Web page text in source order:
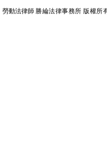
勞動法律師​ 勝綸法律事務所 版權所